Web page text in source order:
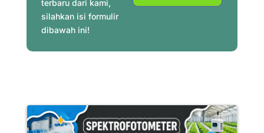
terbaru dari kami,
silahkan isi formulir
dibawah ini!